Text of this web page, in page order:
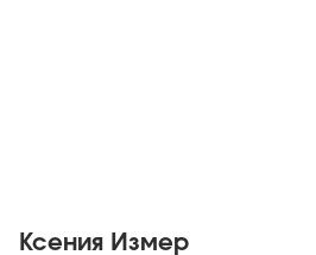
Ксения Измер